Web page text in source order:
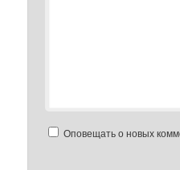
Оповещать о новых